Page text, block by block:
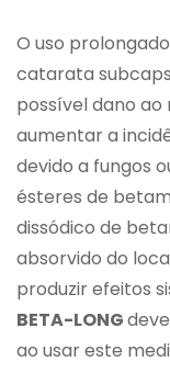
O uso
catarata
possível dano
aumentar a
devido a fungos
ésteres de
dissódico de
absorvido do
produzir efeitos
BETA-LONG
ao usar este